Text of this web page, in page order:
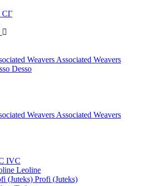
СГ
Associated Weavers
Desso
Associated Weavers
IVC
Leoline
Profi (Juteks)